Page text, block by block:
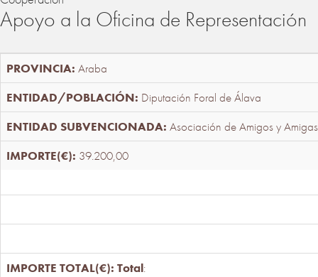
Apoyo a la Oficina de Representación
Araba
Diputación Foral de Álava
Asociación de Amigos y
39.200,00
Total: